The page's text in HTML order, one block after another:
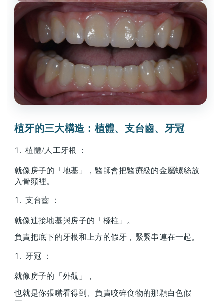
植牙的三大構造：植體、支台齒、牙冠
植體/人工牙根 ：
就像房子的「地基」，醫師會把醫療級的金屬螺絲放
入骨頭裡。
支台齒 ：
就像連接地基與房子的「樑柱」。
負責把底下的牙根和上方的假牙，緊緊串連在一起。
牙冠 ：
就像房子的「外觀」，
也就是你張嘴看得到、負責咬碎食物的那顆白色假